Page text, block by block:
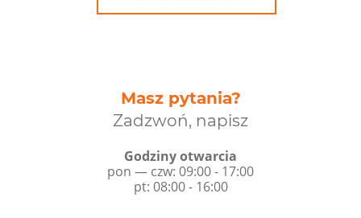
Masz pytania?
Zadzwoń, napisz
Godziny otwarcia
pon — czw: 09:00 - 17:00
pt: 08:00 - 16:00